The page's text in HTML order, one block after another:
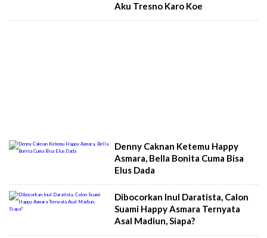
Aku Tresno Karo Koe
Denny Caknan Ketemu Happy
Asmara, Bella Bonita Cuma Bisa
Elus Dada
Dibocorkan Inul Daratista, Calon
Suami Happy Asmara Ternyata
Asal Madiun, Siapa?